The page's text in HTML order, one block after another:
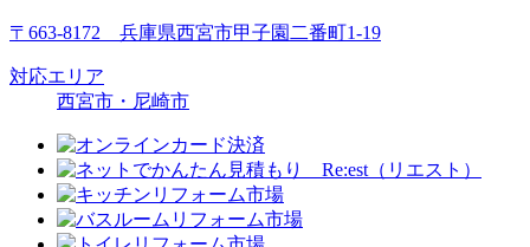
〒663-8172 兵庫県西宮市甲子園二番町1-19
対応エリア
西宮市・尼崎市